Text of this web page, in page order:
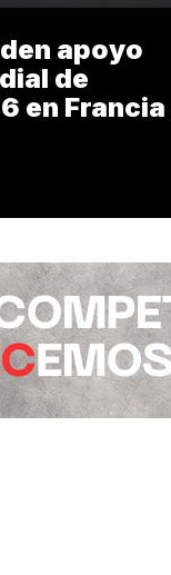
apoyo
de
en Francia